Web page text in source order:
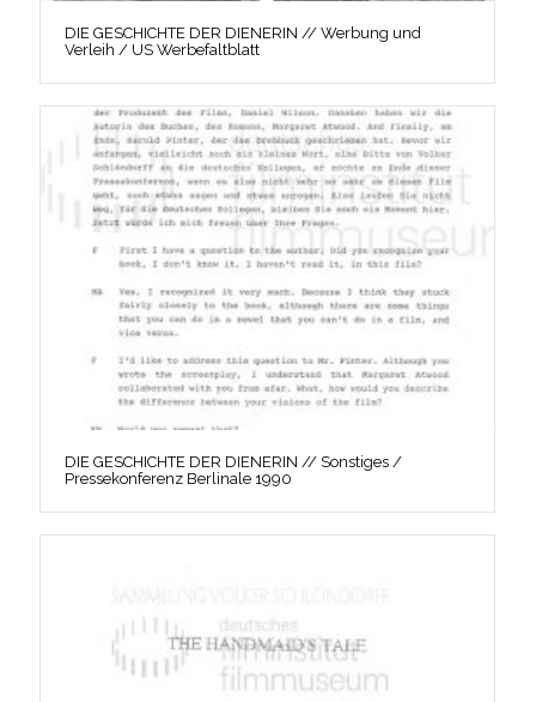
DIE GESCHICHTE DER DIENERIN // Werbung und
Verleih / US Werbefaltblatt
DIE GESCHICHTE DER DIENERIN // Sonstiges /
Pressekonferenz Berlinale 1990